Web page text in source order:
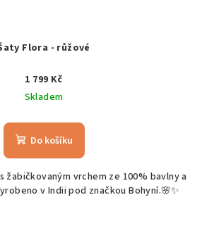
Flora - růžové
1 799 Kč
Skladem
Do košíku
žabičkovaným vrchem ze 100% bavlny a
v Indii pod značkou Bohyní.🌸✨